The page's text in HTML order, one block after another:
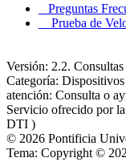
Preguntas
Prueba de
Versión: 2.2.
Categoría:
atención: Consulta o
Servicio ofrecido por
DTI )
© 2026 Pontificia
Tema: Copyright ©